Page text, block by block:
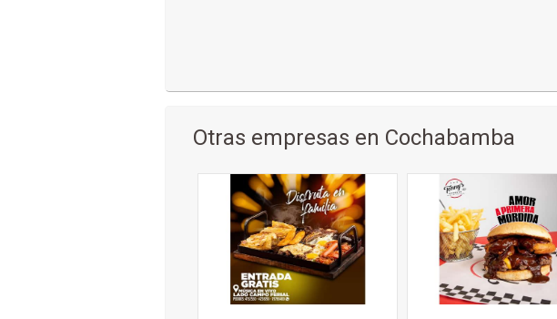
Otras empresas en Cochabamba